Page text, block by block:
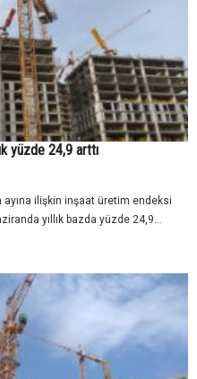
yüzde 24,9 arttı
ilişkin inşaat üretim endeksi
yıllık bazda yüzde 24,9...